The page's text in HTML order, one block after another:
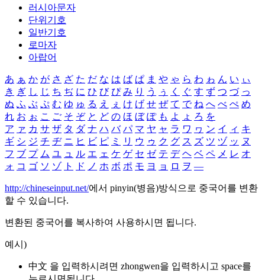
러시아문자
단위기호
일반기호
로마자
아랍어
あ ぁ か が さ ざ た だ な は ば ぱ ま や ゃ ら わ ゎ ん い ぃ
き ぎ し じ ち ぢ に ひ び ぴ み り う ぅ く ぐ す ず つ づ っ
ぬ ふ ぶ ぷ む ゆ ゅ る え ぇ け げ せ ぜ て で ね へ べ ぺ め
れ お ぉ こ ご そ ぞ と ど の ほ ぼ ぽ も よ ょ ろ を
ア ァ カ サ ザ タ ダ ナ ハ バ パ マ ヤ ャ ラ ワ ヮ ン イ ィ キ
ギ シ ジ チ ヂ ニ ヒ ビ ピ ミ リ ウ ゥ ク グ ス ズ ツ ヅ ッ ヌ
フ ブ プ ム ユ ュ ル エ ェ ケ ゲ セ ゼ テ デ ヘ ベ ペ メ レ オ
ォ コ ゴ ソ ゾ ト ド ノ ホ ボ ポ モ ヨ ョ ロ ヲ ―
http://chineseinput.net/에서 pinyin(병음)방식으로 중국어를 변환
할 수 있습니다.
변환된 중국어를 복사하여 사용하시면 됩니다.
예시)
中文 을 입력하시려면 zhongwen을 입력하시고 space를